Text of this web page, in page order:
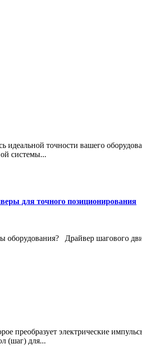
идеальной точности вашего
системы...
для точного позиционирования
Драйвер шагового
преобразует электрические
(шаг) для...